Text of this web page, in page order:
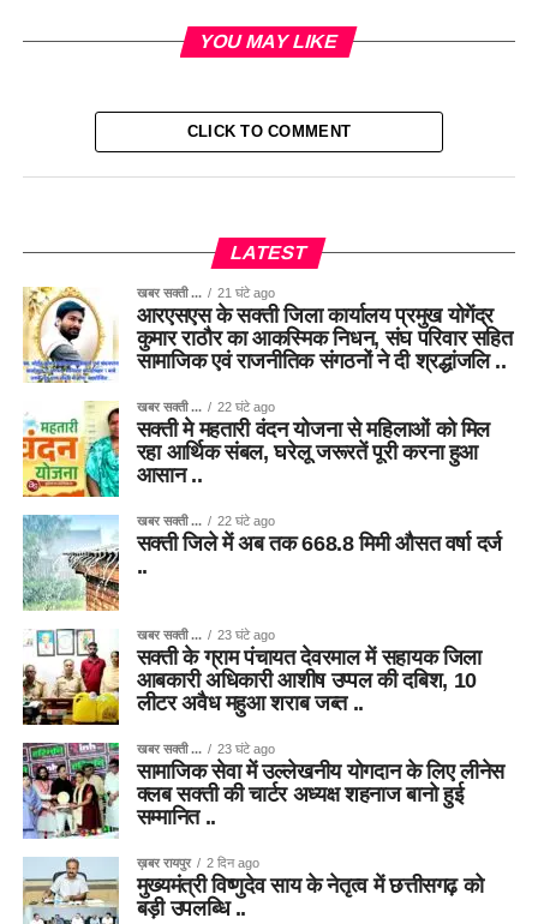
YOU MAY LIKE
CLICK TO COMMENT
LATEST
खबर सक्ती ... 21 घंटे ago
आरएसएस के सक्ती जिला कार्यालय प्रमुख योगेंद्र
कुमार राठौर का आकस्मिक निधन, संघ परिवार सहित
सामाजिक एवं राजनीतिक संगठनों ने दी श्रद्धांजलि ..
खबर सक्ती ... 22 घंटे ago
सक्ती मे महतारी वंदन योजना से महिलाओं को मिल
रहा आर्थिक संबल, घरेलू जरूरतें पूरी करना हुआ
आसान ..
खबर सक्ती ... 22 घंटे ago
सक्ती जिले में अब तक 668.8 मिमी औसत वर्षा दर्ज
..
खबर सक्ती ... 23 घंटे ago
सक्ती के ग्राम पंचायत देवरमाल में सहायक जिला
आबकारी अधिकारी आशीष उप्पल की दबिश, 10
लीटर अवैध महुआ शराब जब्त ..
खबर सक्ती ... 23 घंटे ago
सामाजिक सेवा में उल्लेखनीय योगदान के लिए लीनेस
क्लब सक्ती की चार्टर अध्यक्ष शहनाज बानो हुई
सम्मानित ..
ख़बर रायपुर 2 दिन ago
मुख्यमंत्री विष्णुदेव साय के नेतृत्व में छत्तीसगढ़ को
बड़ी उपलब्धि ..